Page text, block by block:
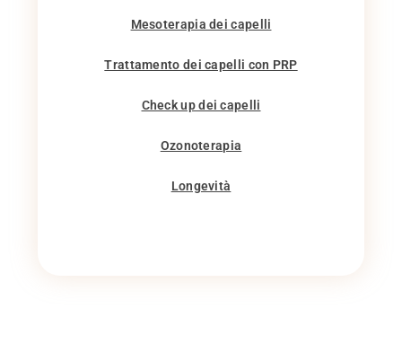
Mesoterapia dei capelli
Trattamento dei capelli con PRP
Check up dei capelli
Ozonoterapia
Longevità